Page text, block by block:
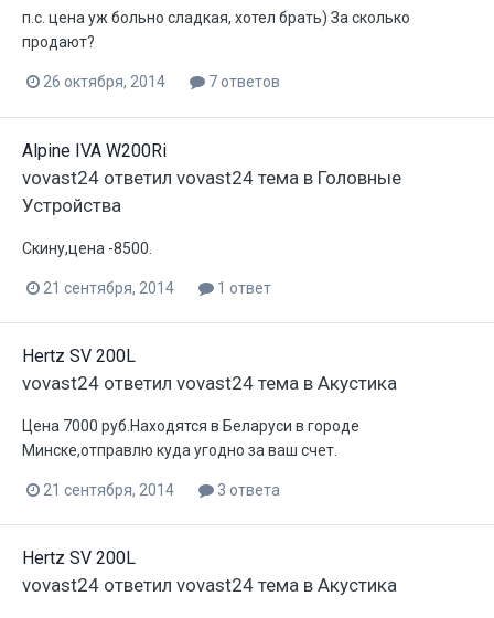
п.с. цена уж больно сладкая, хотел брать) За сколько
продают?
26 октября, 2014 7 ответов
Alpine IVA W200Ri
vovast24 ответил vovast24 тема в Головные
Устройства
Скину,цена -8500.
21 сентября, 2014 1 ответ
Hertz SV 200L
vovast24 ответил vovast24 тема в Акустика
Цена 7000 руб.Находятся в Беларуси в городе
Минске,отправлю куда угодно за ваш счет.
21 сентября, 2014 3 ответа
Hertz SV 200L
vovast24 ответил vovast24 тема в Акустика